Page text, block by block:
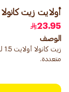
أولايت زيت كانولا نقي
23.95
الوصف
متعددة.